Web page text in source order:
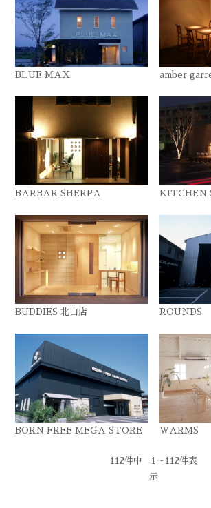
BLUE MAX amber
BARBAR SHERPA KITCHEN
BUDDIES 北山店 ROUNDS
BORN FREE MEGA STORE WARMS
112件中 1～112件表
示